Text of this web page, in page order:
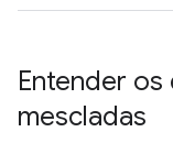
Entender
mescladas